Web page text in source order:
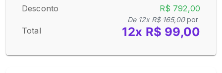
Desconto R$ 792,00
De 12xR$ 165,00por
Total 12x R$ 99,00